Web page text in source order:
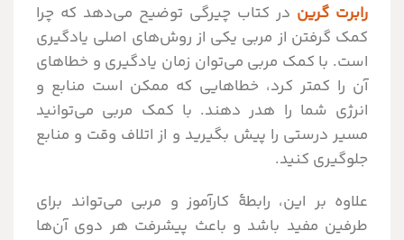
رابرت گرین در کتاب چیرگی توضیح می‌دهد که چرا
کمک گرفتن از مربی یکی از روش‌های اصلی یادگیری
است. با کمک مربی می‌توان زمان یادگیری و خطاهای
آن را کمتر کرد، خطاهایی که ممکن است منابع و
انرژی شما را هدر دهند. با کمک مربی می‌توانید
مسیر درستی را پیش بگیرید و از اتلاف وقت و منابع
جلوگیری کنید.
علاوه بر این، رابطۀ کارآموز و مربی می‌تواند برای
طرفین مفید باشد و باعث پیشرفت هر دوی آن‌ها